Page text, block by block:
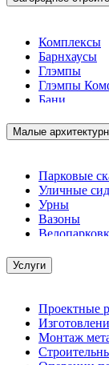
Комплексы
Барнхаусы
Глэмпы
Глэмпы
Бани
Малые
Парковые
Уличные
Урны
Вазоны
Услуги
Проектные
Монтаж